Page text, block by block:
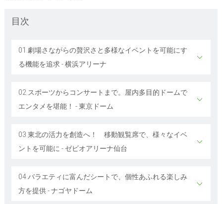
目次
01.劇場さながらの贅沢さと多様なイベントを可能にす
る機能を追求 - 横浜アリーナ
02.スポーツからコンサートまで。屋内多目的ドームで
エンタメを堪能！ - 東京ドーム
03.東北の活力を創造へ！ 移動観覧席で、様々なイベ
ントを可能に - ゼビオアリーナ仙台
04.バラエティに富んだシートで、個性あふれる楽しみ
方を提供 - ナゴヤドーム